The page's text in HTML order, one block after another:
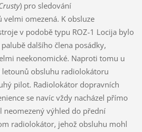
) pro sledování
omezená. K obsluze
v podobě typu ROZ-1 Locija bylo
dalšího člena posádky,
neekonomické. Naproti tomu u
obsluhu radiolokátoru
pilot. Radiolokátor dopravních
se navíc vždy nacházel přímo
neomezený výhled do přední
radiolokátor, jehož obsluhu mohl